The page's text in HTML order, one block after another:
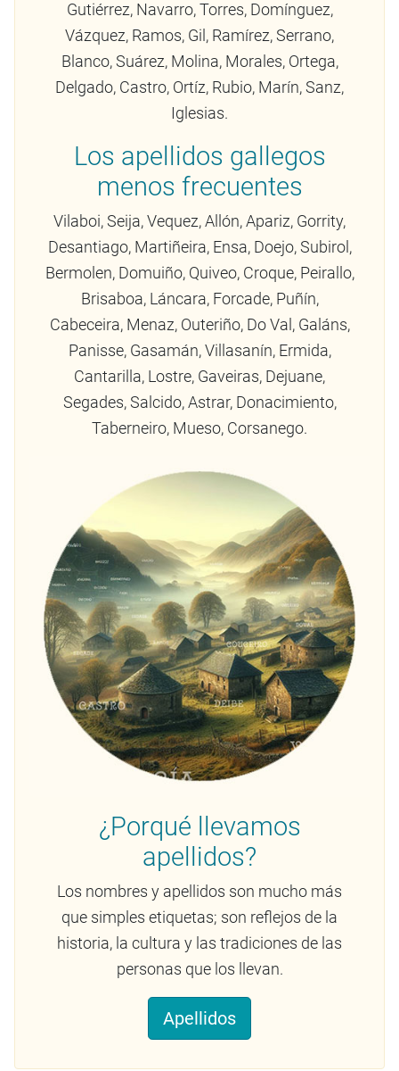
Gutiérrez, Navarro, Torres, Domínguez,
Vázquez, Ramos, Gil, Ramírez, Serrano,
Blanco, Suárez, Molina, Morales, Ortega,
Delgado, Castro, Ortíz, Rubio, Marín, Sanz,
Iglesias.
Los apellidos gallegos
menos frecuentes
Vilaboi, Seija, Vequez, Allón, Apariz, Gorrity,
Desantiago, Martiñeira, Ensa, Doejo, Subirol,
Bermolen, Domuiño, Quiveo, Croque, Peirallo,
Brisaboa, Láncara, Forcade, Puñín,
Cabeceira, Menaz, Outeriño, Do Val, Galáns,
Panisse, Gasamán, Villasanín, Ermida,
Cantarilla, Lostre, Gaveiras, Dejuane,
Segades, Salcido, Astrar, Donacimiento,
Taberneiro, Mueso, Corsanego.
¿Porqué llevamos
apellidos?
Los nombres y apellidos son mucho más
que simples etiquetas; son reflejos de la
historia, la cultura y las tradiciones de las
personas que los llevan.
Apellidos